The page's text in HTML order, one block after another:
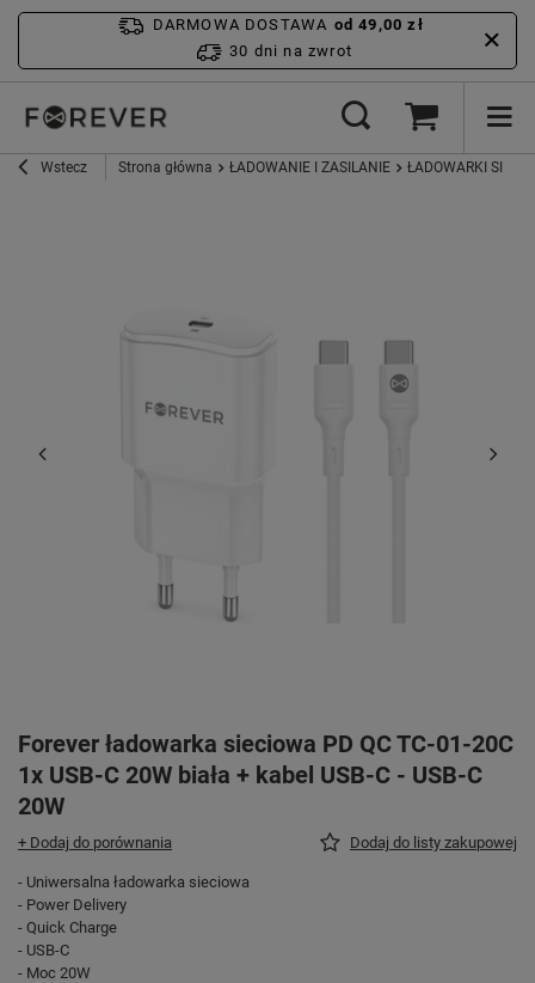
DARMOWA DOSTAWA od 49,00 zł
30 dni na zwrot
Wstecz Strona główna ŁADOWANIE I ZASILANIE ŁADOWARKI
Forever ładowarka sieciowa PD QC TC-01-20C
1x USB-C 20W biała + kabel USB-C - USB-C
20W
+ Dodaj do porównania Dodaj do listy zakupowej
- Uniwersalna ładowarka sieciowa
- Power Delivery
- Quick Charge
- USB-C
- Moc 20W